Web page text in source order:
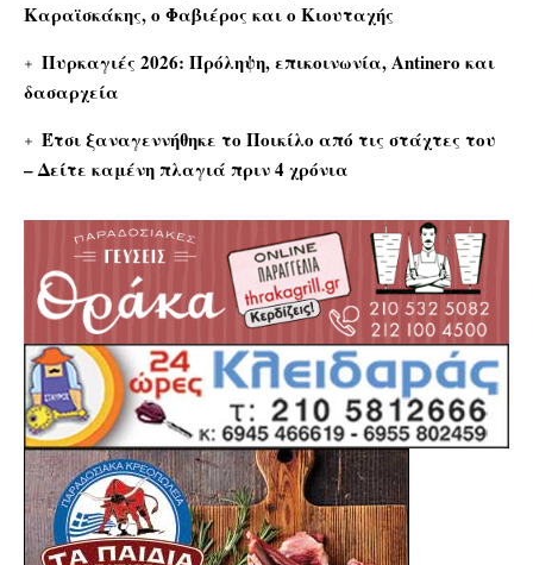
Καραϊσκάκης, ο Φαβιέρος και ο Κιουταχής
Πυρκαγιές 2026: Πρόληψη, επικοινωνία, Antinero και
δασαρχεία
Έτσι ξαναγεννήθηκε το Ποικίλο από τις στάχτες του
– Δείτε καμένη πλαγιά πριν 4 χρόνια